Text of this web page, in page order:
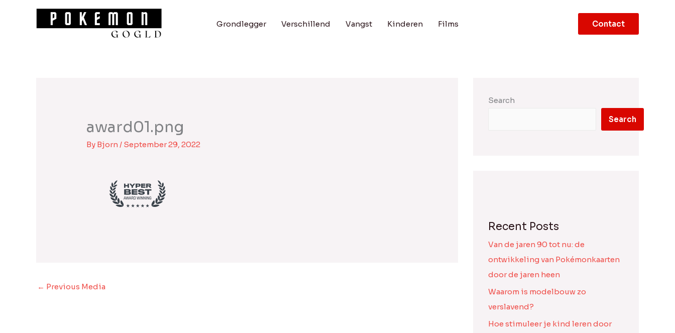
Grondlegger Verschillend Vangst Kinderen Films Contact
award01.png
By Bjorn/ September 29, 2022
← Previous Media
Search
Search
Recent Posts
Van de jaren 90 tot nu: de
ontwikkeling van Pokémonkaarten
door de jaren heen
Waarom is modelbouw zo
verslavend?
Hoe stimuleer je kind leren door